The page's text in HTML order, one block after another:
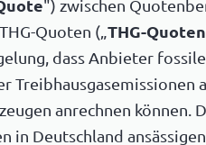
") zwischen
Quoten („THG-
dass Anbieter
Treibhausgasemissionen
anrechnen
in Deutschland